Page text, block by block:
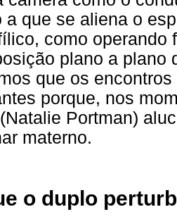
a que se aliena o
como operando
plano a plano
que os
porque, nos
Portman)
materno.
o duplo